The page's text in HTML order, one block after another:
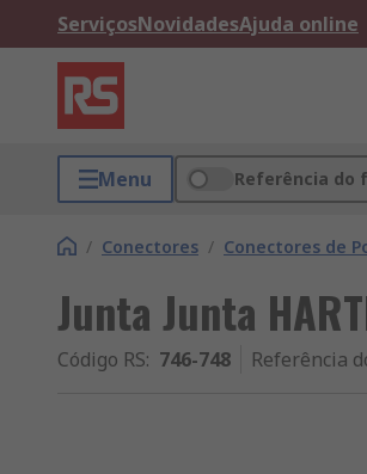
ServiçosNovidadesAjuda online
Menu Referência do
/ Conectores / Conectores de
Junta Junta
Código RS: 746-748 Referência